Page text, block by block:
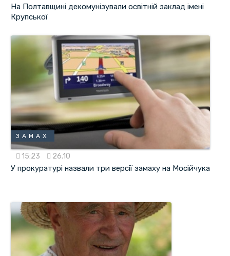
На Полтавщині декомунізували освітній заклад імені
Крупської
ЗАМАХ
15:23 26.10
У прокуратурі назвали три версії замаху на Мосійчука